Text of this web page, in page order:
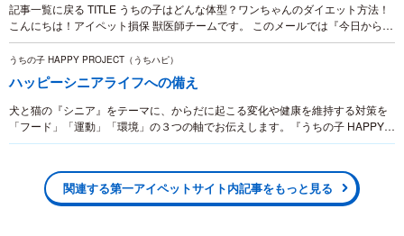
記事一覧に戻る TITLE うちの子はどんな体型？ワンちゃんのダイエット方法！
こんにちは！アイペット損保 獣医師チームです。 このメールでは『今日から実
践できる』獣医視点での飼い方情報を毎月お伝えしていきます！ 季節ごとの旬
な食材を...
うちの子 HAPPY PROJECT（うちハピ）
ハッピーシニアライフへの備え
犬と猫の『シニア』をテーマに、からだに起こる変化や健康を維持する対策を
「フード」「運動」「環境」の３つの軸でお伝えします。『うちの子 HAPPY
PROJECT』は犬・猫の病気や事故を未然に防ぐための対策を紹介する、獣医師
関連する第一アイペットサイト内記事をもっと見る